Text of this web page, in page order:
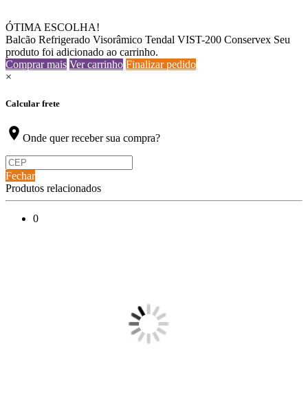
ÓTIMA ESCOLHA!
Balcão Refrigerado Visorâmico Tendal VIST-200 Conservex Seu
produto foi adicionado ao carrinho.
Comprar mais Ver carrinho Finalizar pedido
×
Calcular frete
location_on Onde quer receber sua compra?
Fechar
Produtos relacionados
0